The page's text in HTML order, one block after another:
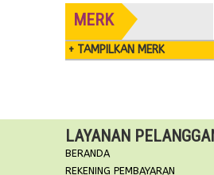
MERK
+ TAMPILKAN MERK
LAYANAN
BERANDA
REKENING PEMBAYARAN